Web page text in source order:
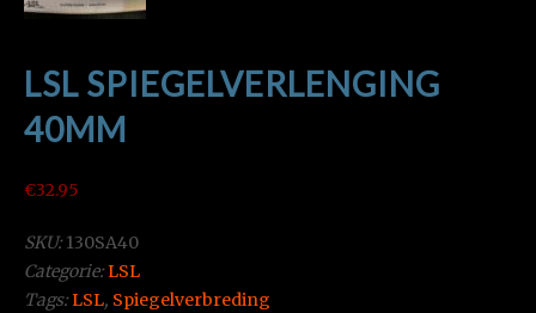
LSL SPIEGELVERLENGING
40MM
€32.95
SKU:130SA40
Categorie:LSL
Tags:LSL, Spiegelverbreding